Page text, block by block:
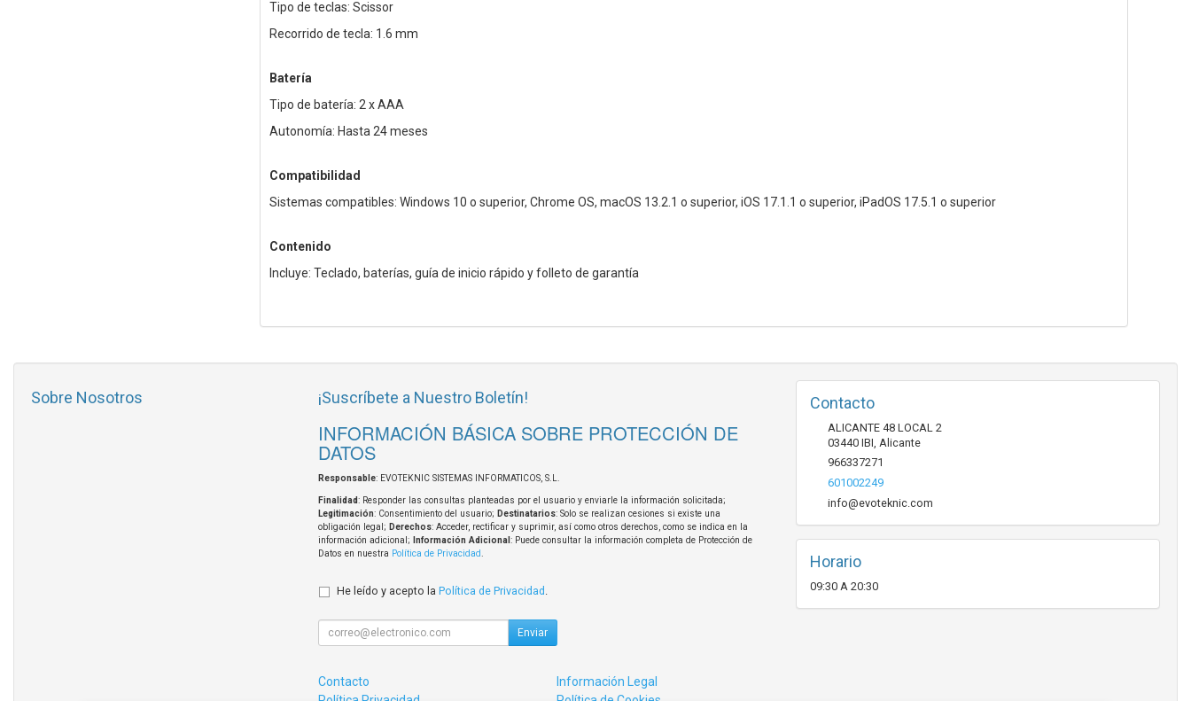
Tipo de teclas: Scissor
Recorrido de tecla: 1.6 mm
Batería
Tipo de batería: 2 x AAA
Autonomía: Hasta 24 meses
Compatibilidad
Sistemas compatibles: Windows 10 o superior, Chrome OS, macOS 13.2.1 o superior, iOS 17.1.1 o superior, iPadOS 17.5.1 o superior
Contenido
Incluye: Teclado, baterías, guía de inicio rápido y folleto de garantía
Sobre Nosotros ¡Suscríbete a Nuestro Boletín!
INFORMACIÓN BÁSICA SOBRE PROTECCIÓN DE
DATOS
Responsable: EVOTEKNIC SISTEMAS INFORMATICOS, S.L.
Finalidad: Responder las consultas planteadas por el usuario y enviarle la información solicitada;
Legitimación: Consentimiento del usuario; Destinatarios: Solo se realizan cesiones si existe una
obligación legal; Derechos: Acceder, rectificar y suprimir, así como otros derechos, como se indica en la
información adicional;
Información Adicional : Puede consultar la información completa de Protección de
Datos en nuestra Política de Privacidad.
He leído y acepto la Política de Privacidad .
Enviar
Contacto
Información Legal
Contacto
ALICANTE 48 LOCAL 2
03440 IBI, Alicante
966337271
601002249
info@evoteknic.com
Horario
09:30 A 20:30